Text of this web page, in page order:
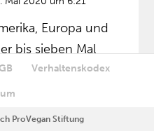
Europa und
bis sieben Mal
Bei
Konsum vor allem
acht Mal höher als
Verhaltenskodex
ProVegan Stiftung